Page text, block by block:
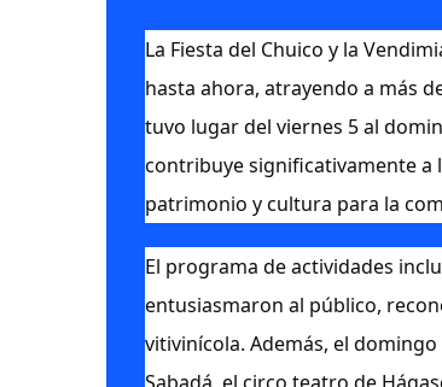
La Fiesta del Chuico y la
hasta ahora, atrayendo a más
tuvo lugar del viernes 5 al
contribuye significativamente a
patrimonio y cultura para la
El programa de actividades
entusiasmaron al público,
vitivinícola. Además, el